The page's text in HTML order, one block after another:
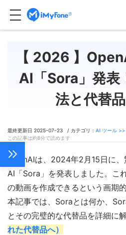
【 2026 】
AI「Sora」発表
法と代替
最終更新日 2025-07-23 / カテゴリ： AI ツール >>
この記事は約8分で読めます
OpenAIは、2024年2月15日に
AI「Sora」を発表しました。こ
の動画を作成できるという画期
本記事では、Soraとは何か、
とその完璧的な代替品を詳細に解
れた代替品へ）